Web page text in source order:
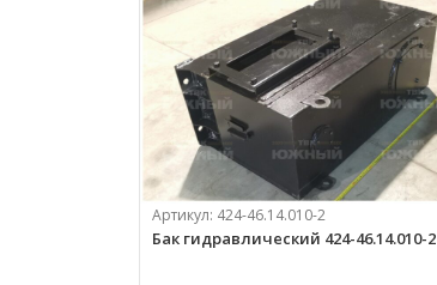
Артикул: 424-46.14.010-2
Бак гидравлический 424-46.14.010-2